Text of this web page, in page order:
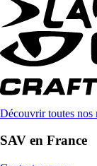
Découvrir toutes nos
SAV en France